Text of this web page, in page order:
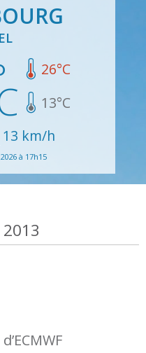
26°C
13°C
13 km/h
à 17h15